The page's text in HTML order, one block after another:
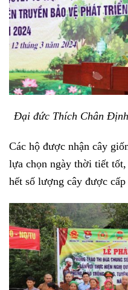
Đại đức Thích Chân
Các hộ được nhận cây
lựa chọn ngày thời tiết
hết số lượng cây được